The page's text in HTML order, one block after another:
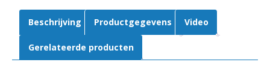
isolatie
aantalBeschrijving Productgegevens Video
Gerelateerde producten